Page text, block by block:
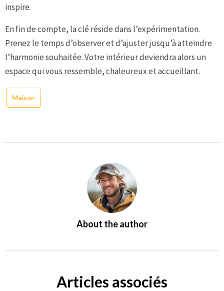
inspire.
En fin de compte, la clé réside dans l’expérimentation.
Prenez le temps d’observer et d’ajuster jusqu’à atteindre
l’harmonie souhaitée. Votre intérieur deviendra alors un
espace qui vous ressemble, chaleureux et accueillant.
Maison
About the author
Articles associés